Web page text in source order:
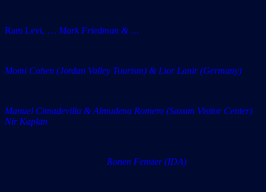
Ram Levi, … Mark Friedman & …
Momi Cohen (Jordan Valley Tourism) & Lior Lanir (Germany)
Manuel Cimadevilla & Almudena Romero (Saxum Visitor Center)
Nir Kaplan
Ronen Fenster (IDA)